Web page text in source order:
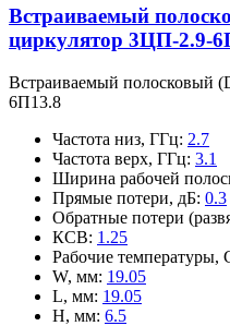
Встраиваемый
циркулятор 3ЦП-2.9-
Встраиваемый полосковый
6П13.8
Частота низ, ГГц: 2.7
Частота верх, ГГц: 3.1
Ширина рабочей
Прямые потери, дБ: 0.3
Обратные потери
КСВ: 1.25
Рабочие температуры,
W, мм: 19.05
L, мм: 19.05
H, мм: 6.5